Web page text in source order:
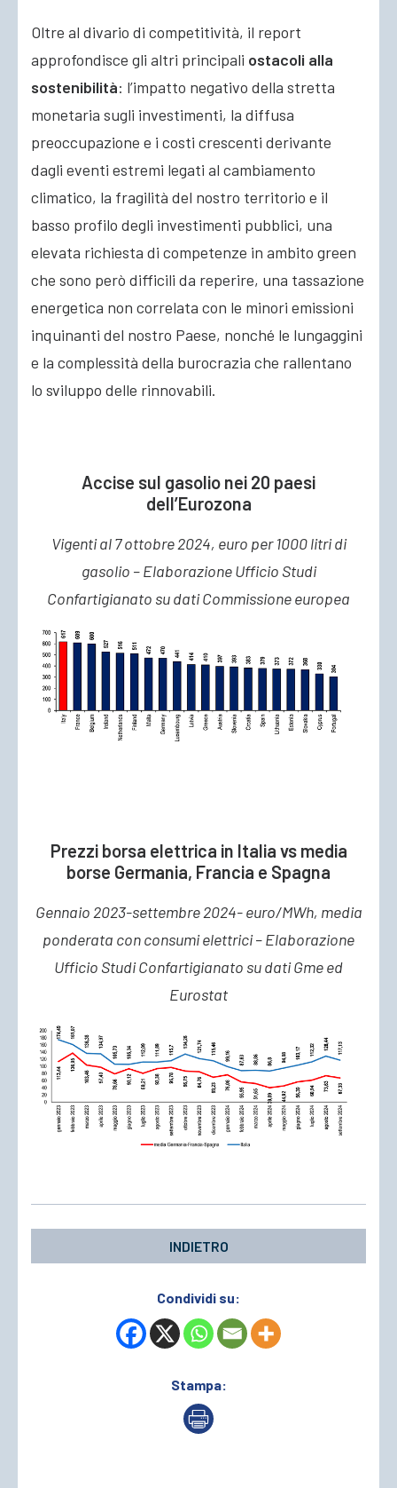
Oltre al divario di competitività, il report
approfondisce gli altri principali ostacoli alla
sostenibilità: l’impatto negativo della stretta
monetaria sugli investimenti, la diffusa
preoccupazione e i costi crescenti derivante
dagli eventi estremi legati al cambiamento
climatico, la fragilità del nostro territorio e il
basso profilo degli investimenti pubblici, una
elevata richiesta di competenze in ambito green
che sono però difficili da reperire, una tassazione
energetica non correlata con le minori emissioni
inquinanti del nostro Paese, nonché le lungaggini
e la complessità della burocrazia che rallentano
lo sviluppo delle rinnovabili.
Accise sul gasolio nei 20 paesi
dell’Eurozona
Vigenti al 7 ottobre 2024, euro per 1000 litri di
gasolio – Elaborazione Ufficio Studi
Confartigianato su dati Commissione europea
Prezzi borsa elettrica in Italia vs media
borse Germania, Francia e Spagna
Gennaio 2023-settembre 2024- euro/MWh, media
ponderata con consumi elettrici – Elaborazione
Ufficio Studi Confartigianato su dati Gme ed
Eurostat
INDIETRO
Condividi su:
Stampa: